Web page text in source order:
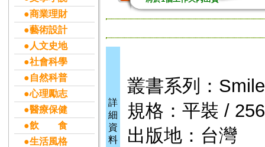
●商業理財
●藝術設計
●人文史地
●社會科學
●自然科普
●心理勵志
●醫療保健
●飲 食
●生活風格
詳
細
資
料
叢書系列：Smile
規格：平裝 /
出版地：台灣